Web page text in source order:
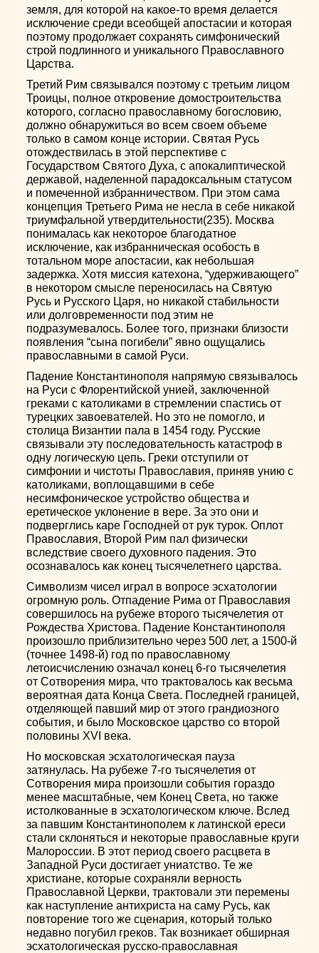
земля, для которой на какое-то время делается
исключение среди всеобщей апостасии и которая
поэтому продолжает сохранять симфонический
строй подлинного и уникального Православного
Царства.
Третий Рим связывался поэтому с третьим лицом
Троицы, полное откровение домостроительства
которого, согласно православному богословию,
должно обнаружиться во всем своем объеме
только в самом конце истории. Святая Русь
отождествилась в этой перспективе с
Государством Святого Духа, с апокалиптической
державой, наделенной парадоксальным статусом
и помеченной избранничеством. При этом сама
концепция Третьего Рима не несла в себе никакой
триумфальной утвердительности(235). Москва
понималась как некоторое благодатное
исключение, как избранническая особость в
тотальном море апостасии, как небольшая
задержка. Хотя миссия катехона, “удерживающего”
в некотором смысле переносилась на Святую
Русь и Русского Царя, но никакой стабильности
или долговременности под этим не
подразумевалось. Более того, признаки близости
появления “сына погибели” явно ощущались
православными в самой Руси.
Падение Константинополя напрямую связывалось
на Руси с Флорентийской унией, заключенной
греками с католиками в стремлении спастись от
турецких завоевателей. Но это не помогло, и
столица Византии пала в 1454 году. Русские
связывали эту последовательность катастроф в
одну логическую цепь. Греки отступили от
симфонии и чистоты Православия, приняв унию с
католиками, воплощавшими в себе
несимфоническое устройство общества и
еретическое уклонение в вере. За это они и
подверглись каре Господней от рук турок. Оплот
Православия, Второй Рим пал физически
вследствие своего духовного падения. Это
осознавалось как конец тысячелетнего царства.
Символизм чисел играл в вопросе эсхатологии
огромную роль. Отпадение Рима от Православия
совершилось на рубеже второго тысячелетия от
Рождества Христова. Падение Константинополя
произошло приблизительно через 500 лет, а 1500-й
(точнее 1498-й) год по православному
летоисчислению означал конец 6-го тысячелетия
от Сотворения мира, что трактовалось как весьма
вероятная дата Конца Света. Последней границей,
отделяющей павший мир от этого грандиозного
события, и было Московское царство со второй
половины XVI века.
Но московская эсхатологическая пауза
затянулась. На рубеже 7-го тысячелетия от
Сотворения мира произошли события гораздо
менее масштабные, чем Конец Света, но также
истолкованные в эсхатологическом ключе. Вслед
за павшим Константинополем к латинской ереси
стали склоняться и некоторые православные круги
Малороссии. В этот период своего расцвета в
Западной Руси достигает униатство. Те же
христиане, которые сохраняли верность
Православной Церкви, трактовали эти перемены
как наступление антихриста на саму Русь, как
повторение того же сценария, который только
недавно погубил греков. Так возникает обширная
эсхатологическая русско-православная